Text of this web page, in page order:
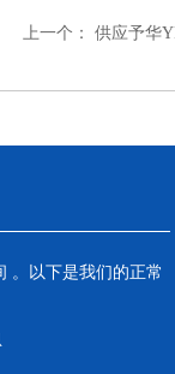
上一个： 供应予华
。以下是我们的正常